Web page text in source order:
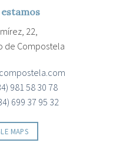
22,
de Compostela
981 58 30 78
699 37 95 32
MAPS